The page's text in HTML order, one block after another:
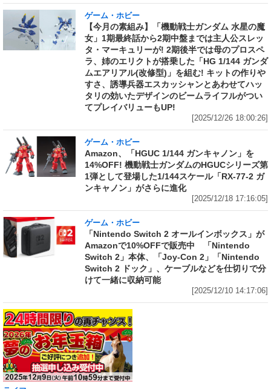
ゲーム・ホビー
【今月の素組み】「機動戦士ガンダム 水星の魔
女」1期最終話から2期中盤までは主人公スレッ
タ・マーキュリーが! 2期後半では母のプロスペ
ラ、姉のエリクトが搭乗した「HG 1/144 ガンダ
ムエアリアル(改修型)」を組む! キットの作りや
すさ、誘導兵器エスカッシャンとあわせてハッ
タリの効いたデザインのビームライフルがつい
てプレイバリューもUP!
[2025/12/26 18:00:26]
ゲーム・ホビー
Amazon、「HGUC 1/144 ガンキャノン」を
14%OFF! 機動戦士ガンダムのHGUCシリーズ第
1弾として登場した1/144スケール「RX-77-2 ガ
ンキャノン」がさらに進化
[2025/12/18 17:16:05]
ゲーム・ホビー
「Nintendo Switch 2 オールインボックス」が
Amazonで10%OFFで販売中 「Nintendo
Switch 2」本体、「Joy-Con 2」「Nintendo
Switch 2 ドック」、ケーブルなどを仕切りで分
けて一緒に収納可能
[2025/12/10 14:17:06]